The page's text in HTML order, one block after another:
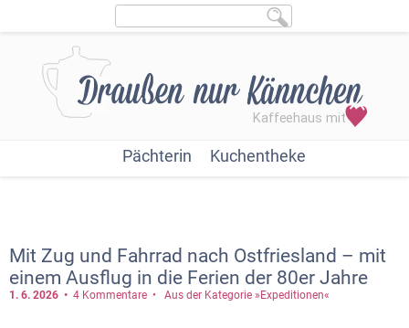
Pächterin Kuchentheke
Mit Zug und Fahrrad nach Ostfriesland – mit
einem Ausflug in die Ferien der 80er Jahre
1. 6. 2026 4 Kommentare Aus der Kategorie »Expeditionen«